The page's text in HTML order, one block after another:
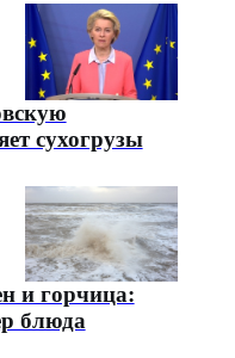
сухогрузы
и горчица:
блюда